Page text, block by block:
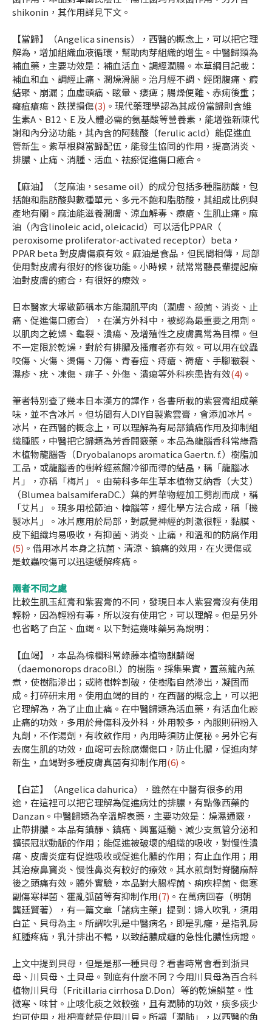
shikonin，其作用詳見下文。
【當歸】（Angelica sinensis），西醫的概念上，可以把它理
解為，增加組織血液循環，幫助肉芽組織的增生。中醫歸類為
補血藥，主要功效是：補血活血、調經潤腸。本草綱目記載：
補血和血、調經止痛、潤燥滑腸。治月經不調、經閉腹痛、瘕
結聚、崩漏；血虛頭痛、眩暈、痿痺；腸燥便難、赤痢後重；
癰疽瘡瘍、跌撲損傷(3) 。現代藥理學認為其成份當歸則含維
生素A、B12 、E 及人體必需的氨基酸等營養素，能增強新陳代
謝和內分泌功能，其內含的阿魏酸（ferulic acld）能促進血
管新生。紫草根與當歸配伍，能發生協同的作用，提高消炎、
排膿、止痛、消腫、活血、祛瘀促進傷口癒合。
【麻油】（芝麻油，sesame oil）的成分包括多種脂肪酸，包
括飽和脂肪酸與數種單元、多元不飽和脂肪酸，其組成比例與
產地有關。麻油能滋養潤膚、涼血解毒、療瘡、生肌止痛。麻
油（內含linoleic acid, oleicacid）可以活化PPAR（
peroxisome proliferator-activated receptor）beta，
PPAR beta 對皮膚傷痕有效。麻油是食品，但民間相傳，局部
使用對皮膚有很好的修復功能。小時候，就常常聽長輩提起麻
油對皮膚的癒合，有很好的療效。
日本醫家大塚敬節稱本方能潤肌平肉（潤膚、殺菌、消炎、止
痛、促進傷口癒合），在漢方外科中，被認為最重要之用劑。
以肌肉之乾燥、龜裂、潰瘍、及增殖性之皮膚異常為目標。但
不一定限於乾燥，對於有排膿及搔癢者亦有效。可以用在蚊蟲
咬傷、火傷、燙傷、刀傷、青春痘、痔瘡、褥瘡、手腳皸裂、
濕疹、疣、凍傷、痱子、外傷、潰瘍等外科疾患皆有效(4) 。
筆者特別查了幾本日本漢方的譯作，各書所載的紫雲膏組成藥
味，並不含冰片。但坊間有人DIY自製紫雲膏，會添加冰片。
冰片，在西醫的概念上，可以理解為有局部鎮痛作用及抑制組
織腫脹，中醫把它歸類為芳香開竅藥。本品為龍腦香科常綠喬
木植物龍腦香（Dryobalanops aromatica Gaertn. f.）樹脂加
工品，或龍腦香的樹幹經蒸餾冷卻而得的結晶，稱「龍腦冰
片」，亦稱「梅片」。由菊科多年生草本植物艾納香（大艾）
（Blumea balsamiferaDC.）葉的昇華物經加工劈削而成，稱
「艾片」。現多用松節油、樟腦等，經化學方法合成，稱「機
製冰片」。冰片應用於局部，對感覺神經的刺激很輕，黏膜、
皮下組織均易吸收，有抑菌、消炎、止痛，和溫和的防腐作用
(5) 。借用冰片本身之抗菌、清涼、鎮痛的效用，在火燙傷或
是蚊蟲咬傷可以迅速緩解疼痛。
兩者不同之處
比較生肌玉紅膏和紫雲膏的不同，發現日本人紫雲膏沒有使用
輕粉，因為輕粉有毒，所以沒有使用它，可以理解。但是另外
也省略了白芷、血竭。以下對這幾味藥另為說明：
【血竭】，本品為棕櫚科常綠藤本植物麒麟竭
（daemonorops dracoBI.）的樹脂。採集果實，置蒸籠內蒸
煮，使樹脂滲出；或將樹幹割破，使樹脂自然滲出，凝固而
成。打碎研末用。使用血竭的目的，在西醫的概念上，可以把
它理解為，為了止血止痛。在中醫歸類為活血藥，有活血化瘀
止痛的功效，多用於骨傷科及外科，外用較多，內服則研粉入
丸劑，不作湯劑，有收斂作用，內用時須防止便秘。另外它有
去腐生肌的功效，血竭可去除腐爛傷口，防止化膿，促進肉芽
新生，血竭對多種皮膚真菌有抑制作用(6) 。
【白芷】（Angelica dahurica），雖然在中醫有很多的用
途，在這裡可以把它理解為促進病灶的排膿，有點像西藥的
Danzan。中醫歸類為辛溫解表藥，主要功效是：燥濕通竅，
止帶排膿。本品有鎮靜、鎮痛、興奮延髓、減少支氣管分泌和
擴張冠狀動脈的作用；能促進被破壞的組織的吸收，對慢性潰
瘍、皮膚炎症有促進吸收或促進化膿的作用；有止血作用；用
其治療鼻竇炎、慢性鼻炎有較好的療效。其水煎劑對脊髓麻醉
後之頭痛有效。體外實驗，本品對大腸桿菌、痢疾桿菌、傷寒
副傷寒桿菌、霍亂弧菌等有抑制作用(7) 。在萬病回春（明朝
龔廷賢著），有一篇文章「諸病主藥」提到：婦人吹乳，須用
白芷、貝母為主。所謂吹乳是中醫病名，即是乳癰，是指乳房
紅腫疼痛，乳汁排出不暢，以致結膿成癰的急性化膿性病證。
上文中提到貝母，但是是那一種貝母？看書時常會看到浙貝
母、川貝母、土貝母。到底有什麼不同？今用川貝母為百合科
植物川貝母（Fritillaria cirrhosa D.Don）等的乾燥鱗莖。性
微寒、味甘。止咳化痰之效較強，且有潤肺的功效，痰多痰少
均可使用，枇杷膏就是使用川貝。所謂「潤肺」，以西醫的角